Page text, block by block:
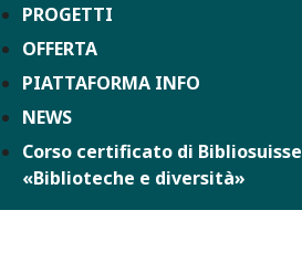
PROGETTI
OFFERTA
PIATTAFORMA INFO
NEWS
Corso certificato di Bibliosuisse
«Biblioteche e diversità»